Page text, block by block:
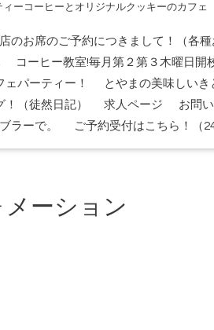
ーコーヒーとオリジナルクッキーのカフェ
のお席のご予約につきまして！（各種
コーヒー教室!毎月第２第３木曜日開
パーティー！
とやまの美味しいき
！（徒然日記） 求人ページ
お問
ラーで。
ご予約受付はこちら！（
ーション